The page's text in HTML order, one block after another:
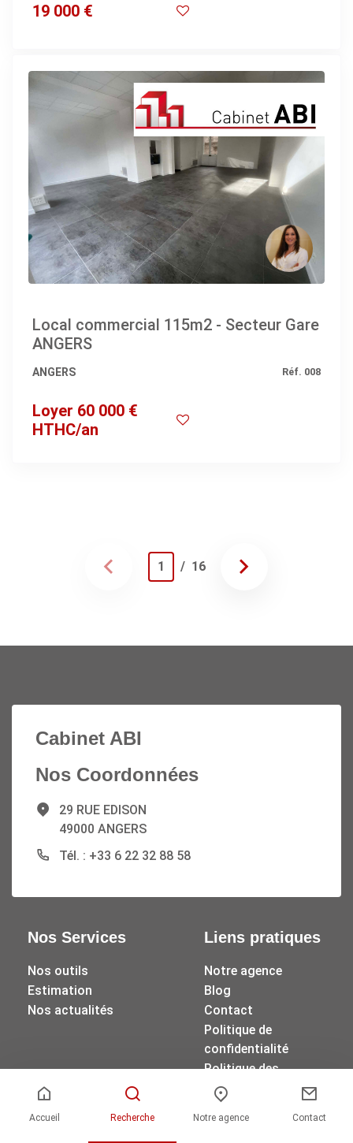
Accueil Recherche Notre agence Contact
19 000 €
Local commercial 115m2 - Secteur Gare
ANGERS
ANGERS Réf. 008
Loyer 60 000 €
HTHC/an
1 / 16
Cabinet ABI
Nos Coordonnées
29 RUE EDISON
49000 ANGERS
Tél. : +33 6 22 32 88 58
Nos Services
Nos outils
Estimation
Nos actualités
Liens pratiques
Notre agence
Blog
Contact
Politique de
confidentialité
Politique des
cookies